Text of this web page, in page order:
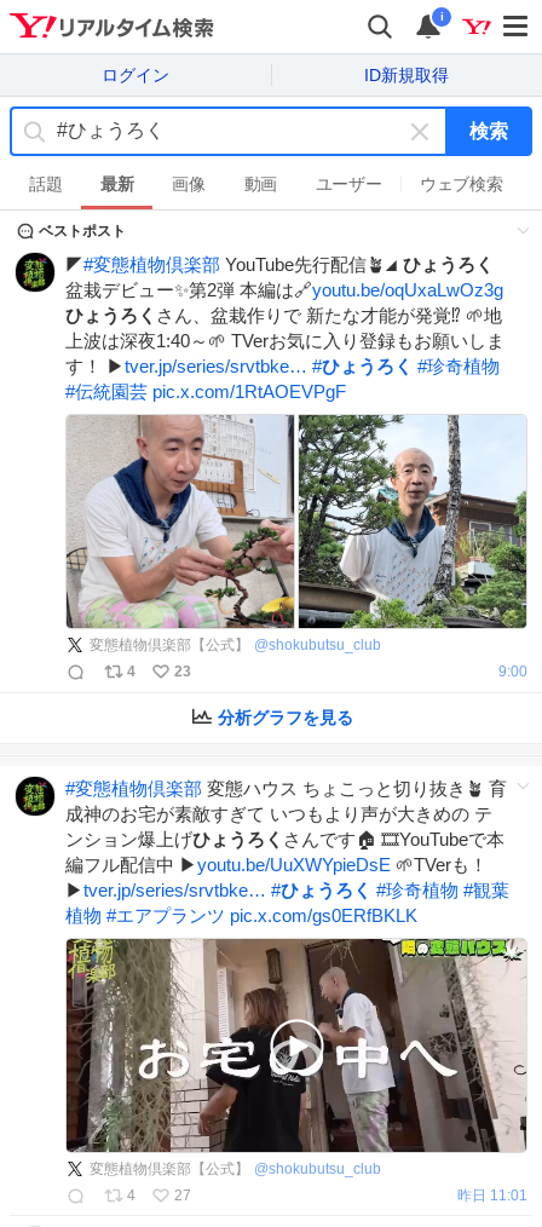
i
ログイン ID新規取得
キ
ー
ワ
ド
を
消
す
検索
話題 最新 画像 動画 ユーザー ウェブ検索
ベストポスト
◤#変態植物倶楽部 YouTube先行配信🪴◢ ひょうろく
盆栽デビュー✨第2弾 本編は🔗youtu.be/oqUxaLwOz3g
ひょうろく さん、盆栽作りで 新たな才能が発覚⁉ 🌱地
上波は深夜1:40～🌱 TVerお気に入り登録もお願いしま
す！ ▶tver.jp/series/srvtbke… #ひょうろく #珍奇植物
#伝統園芸 pic.x.com/1RtAOEVPgF
変態植物倶楽部【公式】 @shokubutsu_club
4
23 9:00
分析グラフを見る
#変態植物倶楽部 変態ハウス ちょこっと切り抜き🪴 育
成神のお宅が素敵すぎて いつもより声が大きめの テ
ンション爆上げひょうろく さんです🏠 🎞YouTubeで本
編フル配信中 ▶youtu.be/UuXWYpieDsE 🌱TVerも！
▶tver.jp/series/srvtbke… #ひょうろく #珍奇植物 #観葉
植物 #エアプランツ pic.x.com/gs0ERfBKLK
変態植物倶楽部【公式】 @shokubutsu_club
4
27 昨日 11:01